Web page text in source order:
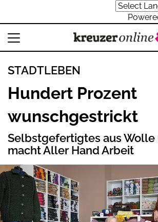
STADTLEBEN
Hundert Prozent
wunschgestrickt
Selbstgefertigtes aus Wolle
macht Aller Hand Arbeit